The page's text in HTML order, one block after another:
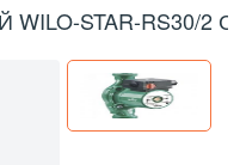
STAR-RS30/2 С